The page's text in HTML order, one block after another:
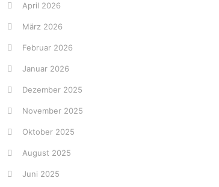
April 2026
März 2026
Februar 2026
Januar 2026
Dezember 2025
November 2025
Oktober 2025
August 2025
Juni 2025